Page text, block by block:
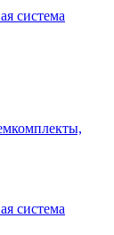
система
система